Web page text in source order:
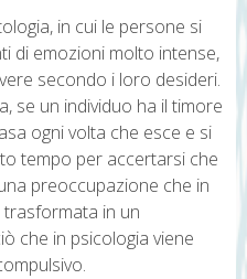
in cui le persone si
di emozioni molto intense,
secondo i loro desideri.
se un individuo ha il timore
ogni volta che esce e si
tempo per accertarsi che
preoccupazione che in
in un
che in psicologia viene